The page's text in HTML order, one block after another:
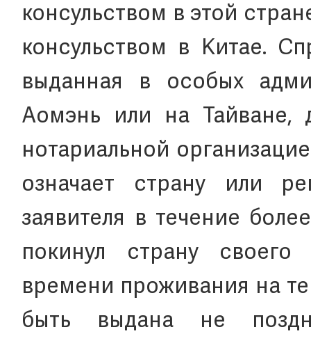
консульством в этой
консульством в Китае.
выданная в особых
Аомэнь или на Тайване,
нотариальной
означает страну или
заявителя в течение
покинул страну
времени проживания на
быть выдана не